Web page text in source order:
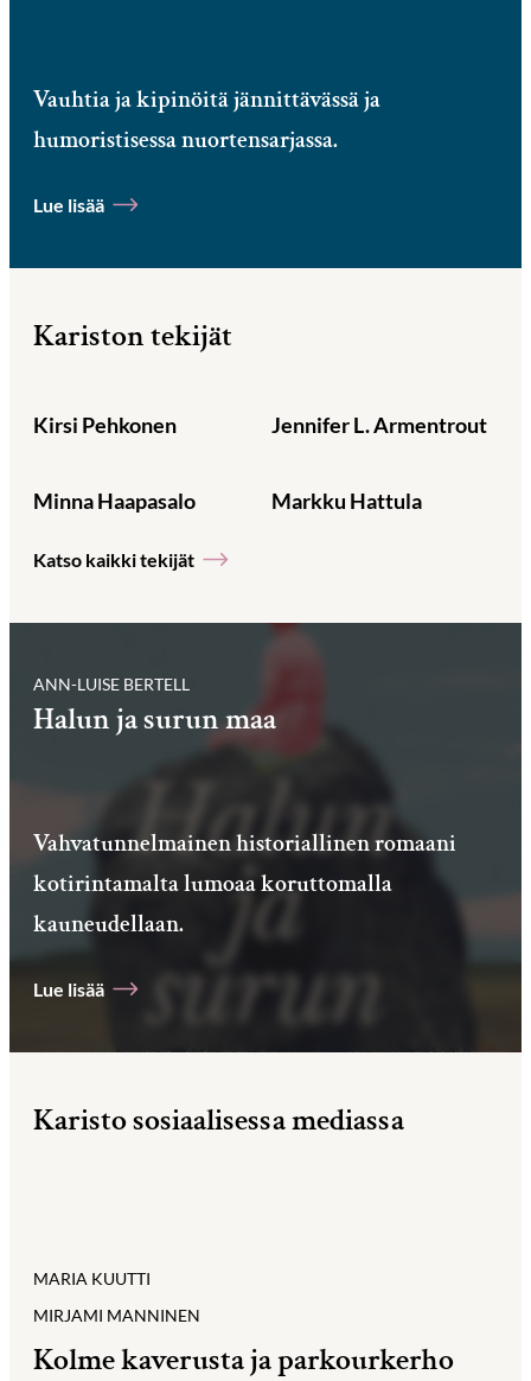
Vauhtia ja kipinöitä jännittävässä ja
humoristisessa nuortensarjassa.
Lue lisää
Kariston tekijät
Kirsi Pehkonen Jennifer L. Armentrout
Minna Haapasalo Markku Hattula
Katso kaikki tekijät
ANN-LUISE BERTELL
Halun ja surun maa
Vahvatunnelmainen historiallinen romaani
kotirintamalta lumoaa koruttomalla
kauneudellaan.
Lue lisää
Karisto sosiaalisessa mediassa
MARIA KUUTTI
MIRJAMI MANNINEN
Kolme kaverusta ja parkourkerho